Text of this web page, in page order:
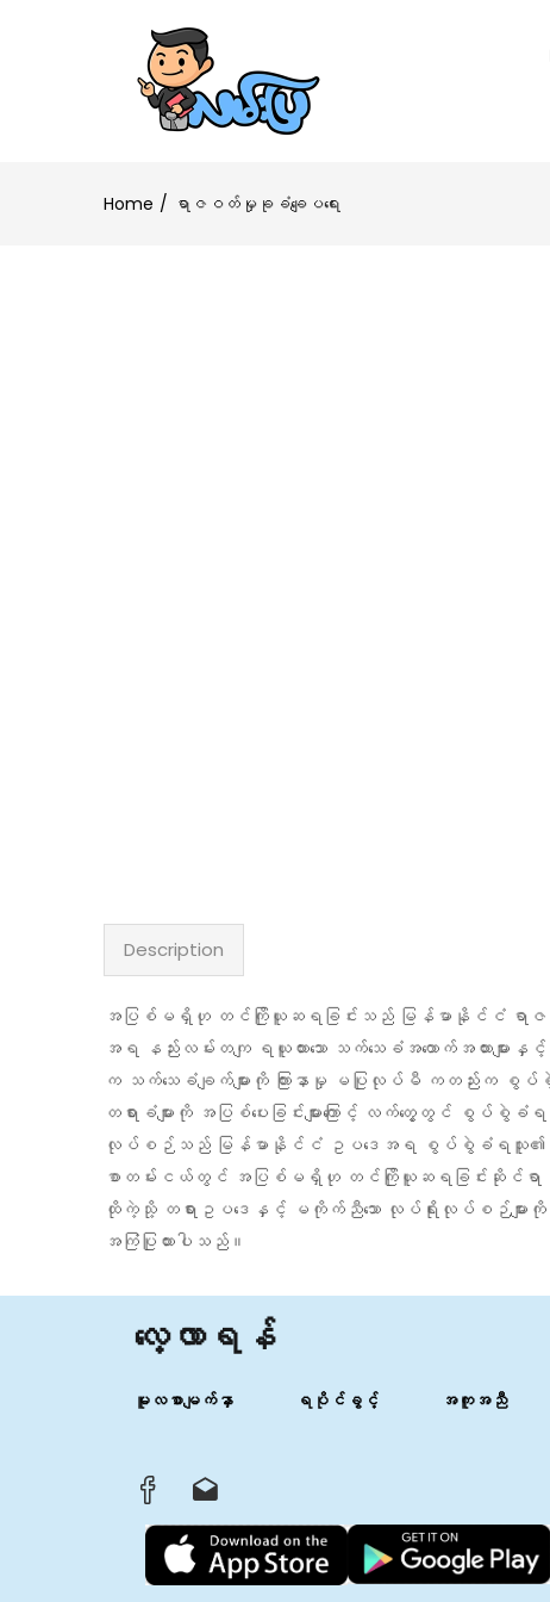
Home ရာဇဝတ်မှုခုခံချေပရေး
Description
အပြစ်မရှိဟု တင်ကြိုယူဆရခြင်းသည် မြန်မာနိုင်ငံ ရာဇဝတ်
အရ နည်းလမ်းတကျ ရယူထားသော သက်သေခံအထောက်အထားမျာ
က သက်သေခံချက်များကို ကြားနာမှု မပြုလုပ်မီ ကတည်းက
တရားခံများကို အပြစ်ပေးခြင်းများကြောင့် လက်တွေ့တွင်
လုပ်စဉ်သည် မြန်မာနိုင်ငံ ဥပဒေအရ စွပ်စွဲခံရသူ၏ မျှတသ
စာတမ်းငယ်တွင် အပြစ်မရှိဟု တင်ကြိုယူဆရခြင်းဆိုင်ရာ သက်ဆိုင်သေ
ထိုကဲ့သို့ တရားဥပဒေနှင့် မကိုက်ညီသော လုပ်ရိုးလုပ်စဉ်များကို စိန်
အကြံပြုထားပါသည်။
လေ့လာရန်
မူလစာမျက်နှာ ရပိုင်ခွင့် အကူအညီ